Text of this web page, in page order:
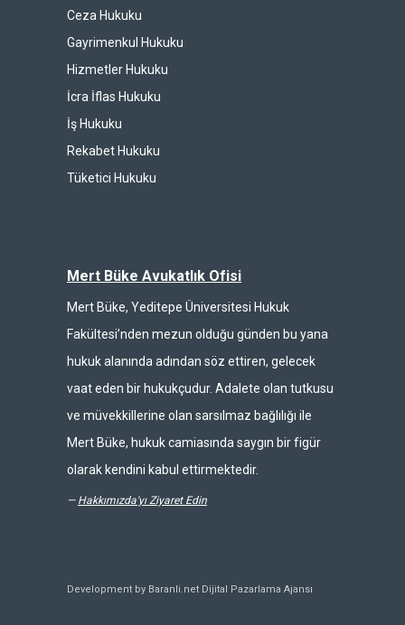
Ceza Hukuku
Gayrimenkul Hukuku
Hizmetler Hukuku
İcra İflas Hukuku
İş Hukuku
Rekabet Hukuku
Tüketici Hukuku
Mert Büke Avukatlık Ofisi
Mert Büke, Yeditepe Üniversitesi Hukuk
Fakültesi’nden mezun olduğu günden bu yana
hukuk alanında adından söz ettiren, gelecek
vaat eden bir hukukçudur. Adalete olan tutkusu
ve müvekkillerine olan sarsılmaz bağlılığı ile
Mert Büke, hukuk camiasında saygın bir figür
olarak kendini kabul ettirmektedir.
— Hakkımızda'yı Ziyaret Edin
Development by Baranli.net Dijital Pazarlama Ajansı